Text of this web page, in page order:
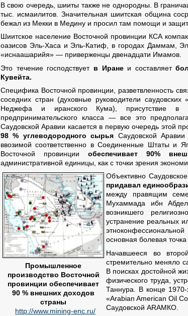
В свою очередь, шииты также не однородны. В
тыс. исмаилитов. Значительная шиитская община
бежал из Мекки в Медину и просил там помощи и
Шиитское население Восточной провинции КСА
оазисов Эль-Хаса и Эль-Катиф, в городах Даммам,
«иснаашарийя» — приверженцы двенадцати Имамов.
Это течение господствует в Иранеи составляет
Кувейта.
Специфика Восточной провинции, разветвленность
соседних стран (духовные руководители
Неджефа и иранского Кума), присутствие в
предпринимательского класса — все это
Саудовской Аравии касается в первую очередь этой
98 % углеводородного сырья Саудовской
ввозимой соответственно в Соединенные Штаты и
Восточной провинции обеспечивает 90%
административной единицы, как с точки зрения
Промышленное
производство Восточной
провинции обеспечивает
90 % внешних доходов
страны
http://www.mining-enc.ru/
Объективно
придавал
между правящим
Мухаммада ибн
возникшего
устранение реальных
основная болевая
Начавшееся во
стремительно меняло
В поисках достойной
физического труда,
Таннура. В конце
«Arabian American Oil
Саудовской АRАМКО.